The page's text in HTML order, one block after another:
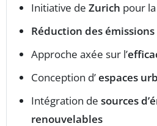
Initiative de Zurich pour
Réduction des émissions
Approche axée sur l’
Conception d’espaces
Intégration de sources
renouvelables